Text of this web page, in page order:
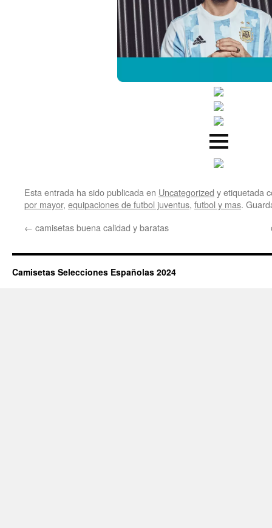
Esta entrada ha sido publicada en Uncategorized y etiquetada
por mayor, equipaciones de futbol juventus, futbol y mas.
← camisetas buena calidad y baratas
Camisetas Selecciones Españolas 2024